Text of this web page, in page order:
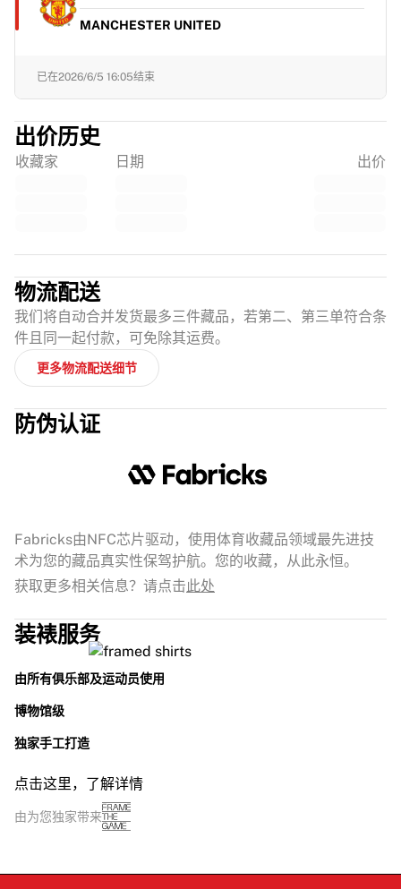
MANCHESTER UNITED
已在2026/6/5 16:05结束
出价历史
收藏家 日期 出价
物流配送
我们将自动合并发货最多三件藏品，若第二、第三单符合条
件且同一起付款，可免除其运费。
更多物流配送细节
防伪认证
Fabricks由NFC芯片驱动，使用体育收藏品领域最先进技
术为您的藏品真实性保驾护航。您的收藏，从此永恒。
获取更多相关信息？请点击此处
装裱服务
由所有俱乐部及运动员使用
博物馆级
独家手工打造
点击这里，了解详情
由为您独家带来